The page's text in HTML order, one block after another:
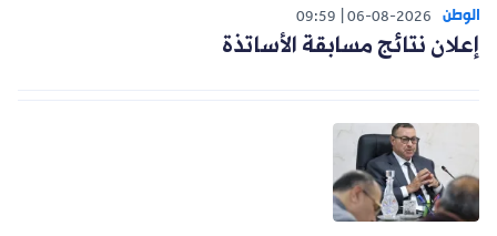
الوطن 06-08-2026
09:59
إعلان نتائج مسابقة الأساتذة